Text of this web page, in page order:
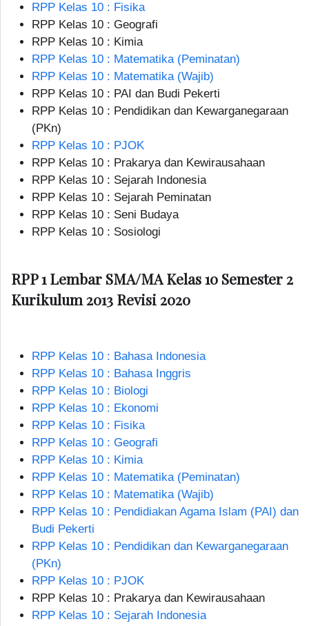
RPP Kelas 10 : Fisika
RPP Kelas 10 : Geografi
RPP Kelas 10 : Kimia
RPP Kelas 10 : Matematika (Peminatan)
RPP Kelas 10 : Matematika (Wajib)
RPP Kelas 10 : PAI dan Budi Pekerti
RPP Kelas 10 : Pendidikan dan Kewarganegaraan
(PKn)
RPP Kelas 10 : PJOK
RPP Kelas 10 : Prakarya dan Kewirausahaan
RPP Kelas 10 : Sejarah Indonesia
RPP Kelas 10 : Sejarah Peminatan
RPP Kelas 10 : Seni Budaya
RPP Kelas 10 : Sosiologi
RPP 1 Lembar SMA/MA Kelas 10 Semester 2
Kurikulum 2013 Revisi 2020
RPP Kelas 10 : Bahasa Indonesia
RPP Kelas 10 : Bahasa Inggris
RPP Kelas 10 : Biologi
RPP Kelas 10 : Ekonomi
RPP Kelas 10 : Fisika
RPP Kelas 10 : Geografi
RPP Kelas 10 : Kimia
RPP Kelas 10 : Matematika (Peminatan)
RPP Kelas 10 : Matematika (Wajib)
RPP Kelas 10 : Pendidiakan Agama Islam (PAI) dan
Budi Pekerti
RPP Kelas 10 : Pendidikan dan Kewarganegaraan
(PKn)
RPP Kelas 10 : PJOK
RPP Kelas 10 : Prakarya dan Kewirausahaan
RPP Kelas 10 : Sejarah Indonesia